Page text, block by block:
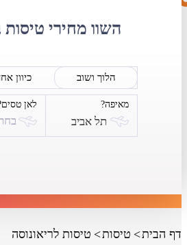
בחו"ל
השכרת
רכב
השוו מחירי טיסות
הלוך ושוב כיוון
מאיפה?
תל אביב
לאן
דף הבית טיסות טיסות לריאונוסה